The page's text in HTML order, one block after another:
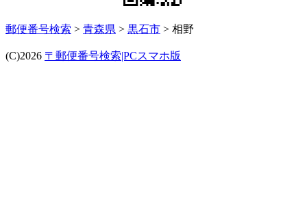
郵便番号検索 > 青森県 > 黒石市 > 相野
(C)2026 〒郵便番号検索|PCスマホ版